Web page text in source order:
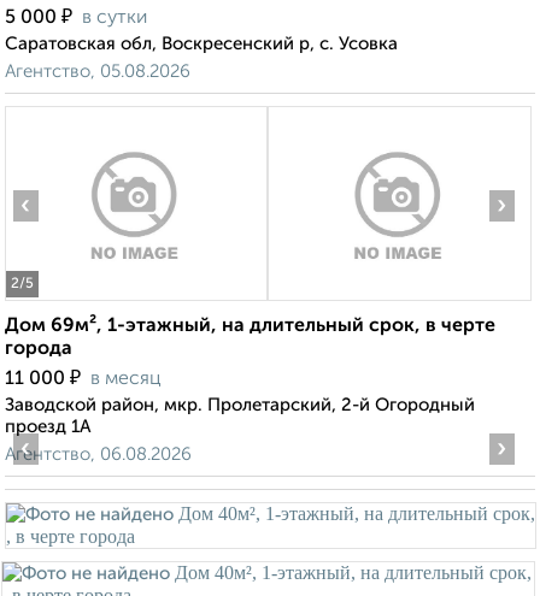
5 000 ₽ в сутки
Саратовская обл, Воскресенский р, с. Усовка
Агентство, 05.08.2026
2/5
‹ ›
Дом 69м², 1-этажный, на длительный срок, в черте
города
11 000 ₽ в месяц
Заводской район, мкр. Пролетарский, 2-й Огородный
проезд 1А
Агентство, 06.08.2026
‹ ›